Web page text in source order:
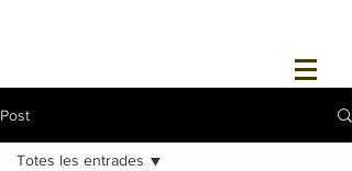
Post
Totes les entrades